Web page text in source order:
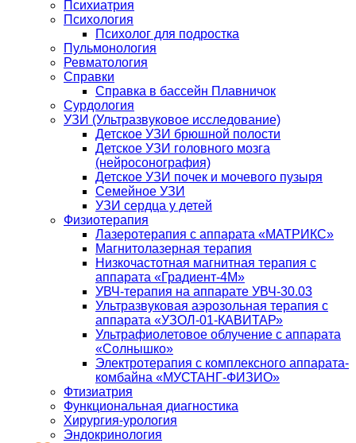
Психиатрия
Психология
Психолог для подростка
Пульмонология
Ревматология
Справки
Справка в бассейн Плавничок
Сурдология
УЗИ (Ультразвуковое исследование)
Детское УЗИ брюшной полости
Детское УЗИ головного мозга
(нейросонография)
Детское УЗИ почек и мочевого пузыря
Семейное УЗИ
УЗИ сердца у детей
Физиотерапия
Лазеротерапия с аппарата «МАТРИКС»
Магнитолазерная терапия
Низкочастотная магнитная терапия с
аппарата «Градиент-4М»
УВЧ-терапия на аппарате УВЧ-30.03
Ультразвуковая аэрозольная терапия с
аппарата «УЗОЛ-01-КАВИТАР»
Ультрафиолетовое облучение с аппарата
«Солнышко»
Электротерапия с комплексного аппарата-
комбайна «МУСТАНГ-ФИЗИО»
Фтизиатрия
Функциональная диагностика
Хирургия-урология
Эндокринология